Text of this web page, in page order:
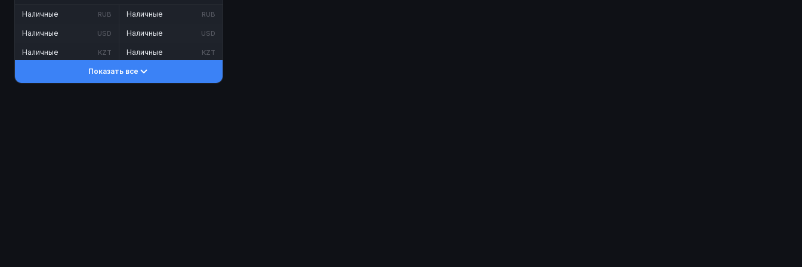
Наличные RUB
Наличные USD
Наличные KZT
Наличные RUB
Наличные USD
Наличные KZT
Показать все